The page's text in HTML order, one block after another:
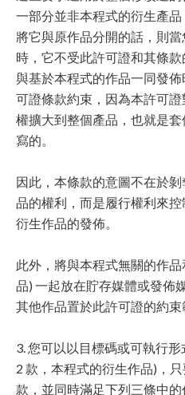
一部分並非本程式的衍生產
將它與原作品分開的話，則
時，它不受此許可證和其條
與基於本程式的作品一同發
可證條款約束，因為本許可
權擴大到整個產品，也就是
寫的。
因此，本條款的意圖不在於
品的權利，而是履行權利來
衍生作品的發佈。
此外，將與本程式無關的作
品) 一起放在貯存媒體或發佈
其他作品置於此許可證的約束
3. 您可以以目標碼或可執行
2 款，本程式的衍生作品)，
款，並同時滿足下列三條中的